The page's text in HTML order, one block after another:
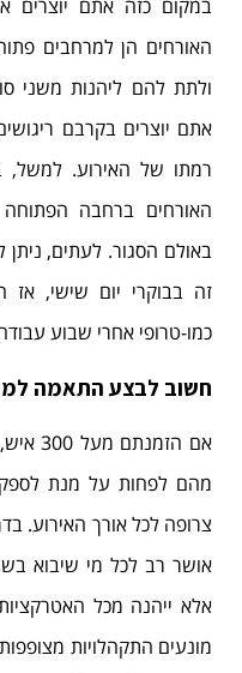
במקום כזה אתם יוצרים
האורחים הן למרחבים
ולתת להם ליהנות משני
אתם יוצרים בקרבם
רמתו של האירוע. למשל,
האורחים ברחבה
באולם הסגור. לעתים, ניתן
זה בבוקרי יום שישי, אז
כמו-טרופי אחרי שבוע
חשוב לבצע התאמה
מהם לפחות על מנת לספק
צרופה לכל אורך האירוע.
אושר רב לכל מי שיבוא
אלא ייהנה מכל
מונעים התקהלויות